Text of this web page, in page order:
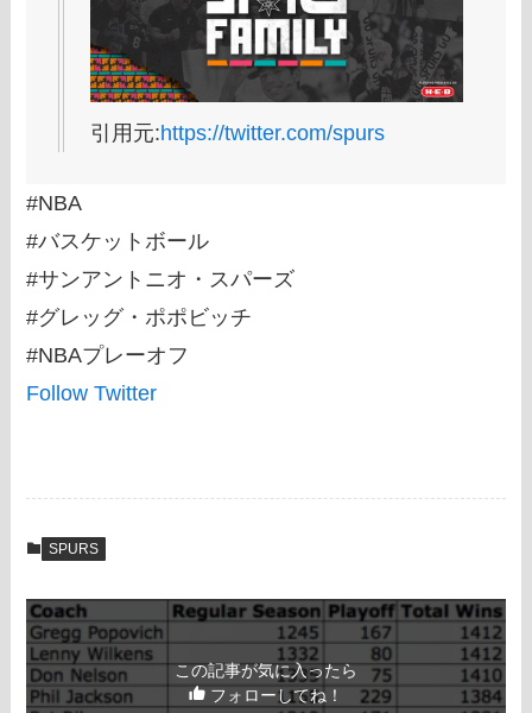
引用元:https://twitter.com/spurs
#NBA
#バスケットボール
#サンアントニオ・スパーズ
#グレッグ・ポポビッチ
#NBAプレーオフ
Follow Twitter
SPURS
この記事が気に入ったら
フォローしてね！